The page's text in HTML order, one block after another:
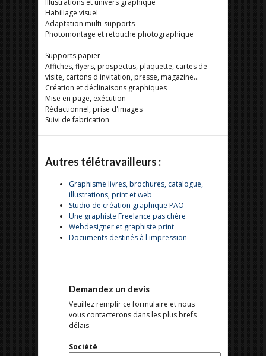
Illustrations et univers graphique
Habillage visuel
Adaptation multi-supports
Photomontage et retouche photographique
Supports papier
Affiches, flyers, prospectus, plaquette, cartes de
visite, cartons d'invitation, presse, magazine...
Création et déclinaisons graphiques
Mise en page, exécution
Rédactionnel, prise d'images
Suivi de fabrication
Autres télétravailleurs :
Graphisme livres, brochures, catalogue,
illustrations, print et web
Studio de création graphique PAO
Une graphiste Freelance pas chère
Webdesigner et graphiste print
Documents destinés à l'impression
Demandez un devis
Veuillez remplir ce formulaire et nous
vous contacterons dans les plus brefs
délais.
Société